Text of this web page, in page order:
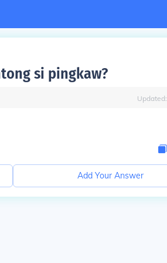
si pingkaw?
Updated:
Add Your Answer